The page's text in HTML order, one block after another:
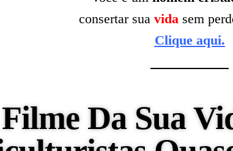
consertar sua vida sem
Clique aqui.
Da Sua